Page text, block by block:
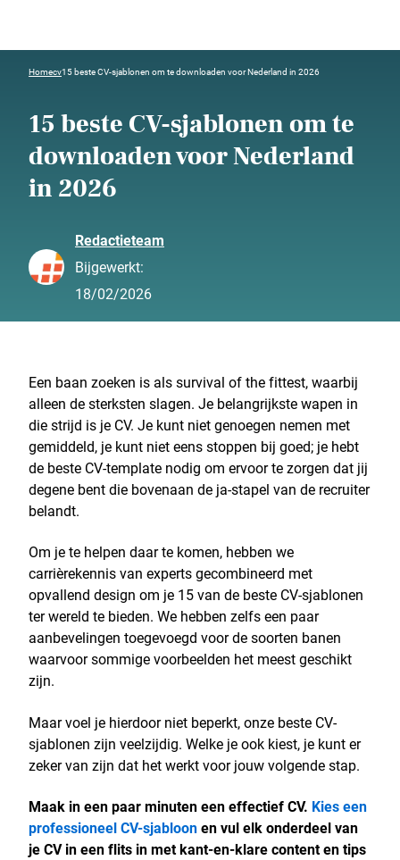
Homecv15 beste CV-sjablonen om te downloaden voor Nederland in 2026
15 beste CV-sjablonen om te
downloaden voor Nederland
in 2026
Redactieteam
Bijgewerkt:
18/02/2026
Een baan zoeken is als survival of the fittest, waarbij
alleen de sterksten slagen. Je belangrijkste wapen in
die strijd is je CV. Je kunt niet genoegen nemen met
gemiddeld, je kunt niet eens stoppen bij goed; je hebt
de beste CV-template nodig om ervoor te zorgen dat jij
degene bent die bovenaan de ja-stapel van de recruiter
belandt.
Om je te helpen daar te komen, hebben we
carrièrekennis van experts gecombineerd met
opvallend design om je 15 van de beste CV-sjablonen
ter wereld te bieden. We hebben zelfs een paar
aanbevelingen toegevoegd voor de soorten banen
waarvoor sommige voorbeelden het meest geschikt
zijn.
Maar voel je hierdoor niet beperkt, onze beste CV-
sjablonen zijn veelzijdig. Welke je ook kiest, je kunt er
zeker van zijn dat het werkt voor jouw volgende stap.
Maak in een paar minuten een effectief CV. Kies een
professioneel CV-sjabloonen vul elk onderdeel van
je CV in een flits in met kant-en-klare content en tips